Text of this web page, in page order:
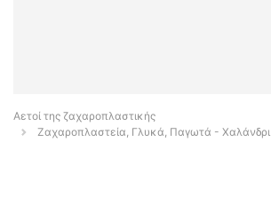
Αετοί της ζαχαροπλαστικής
Ζαχαροπλαστεία, Γλυκά, Παγωτά - Χαλάνδρι